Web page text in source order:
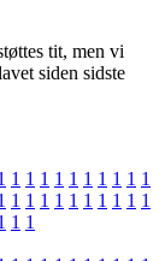
tit, men vi
siden sidste
1 1 1 1 1 1 1 1 1 1
1 1 1 1 1 1 1 1 1 1
1 1